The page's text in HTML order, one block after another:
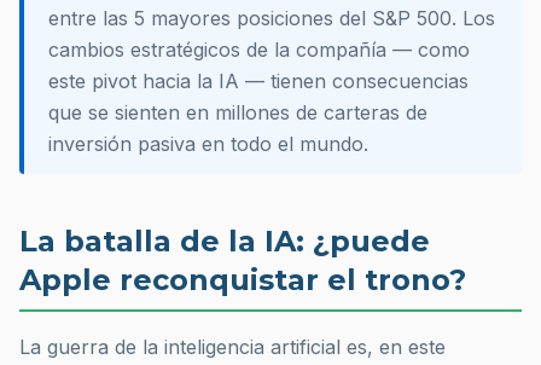
entre las 5 mayores posiciones del S&P 500. Los
cambios estratégicos de la compañía — como
este pivot hacia la IA — tienen consecuencias
que se sienten en millones de carteras de
inversión pasiva en todo el mundo.
La batalla de la IA: ¿puede
Apple reconquistar el trono?
La guerra de la inteligencia artificial es, en este